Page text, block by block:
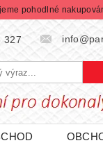
pohodlné
327